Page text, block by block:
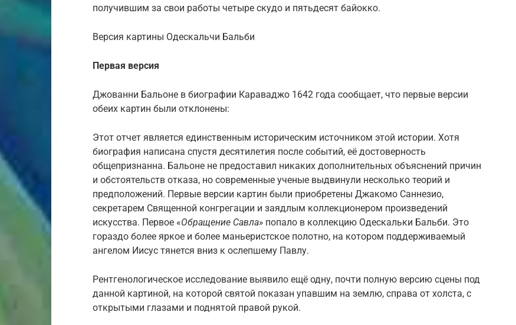
получившим за свои работы четыре скудо и пятьдесят байокко.
Версия картины Одескальчи Бальби
Первая версия
Джованни Бальоне в биографии Караваджо 1642 года сообщает, что первые версии
обеих картин были отклонены:
Этот отчет является единственным историческим источником этой истории. Хотя
биография написана спустя десятилетия после событий, её достоверность
общепризнанна. Бальоне не предоставил никаких дополнительных объяснений причин
и обстоятельств отказа, но современные ученые выдвинули несколько теорий и
предположений. Первые версии картин были приобретены Джакомо Саннезио,
секретарем Священной конгрегации и заядлым коллекционером произведений
искусства. Первое «Обращение Савла» попало в коллекцию Одескальки Бальби. Это
гораздо более яркое и более маньеристское полотно, на котором поддерживаемый
ангелом Иисус тянется вниз к ослепшему Павлу.
Рентгенологическое исследование выявило ещё одну, почти полную версию сцены под
данной картиной, на которой святой показан упавшим на землю, справа от холста, с
открытыми глазами и поднятой правой рукой.